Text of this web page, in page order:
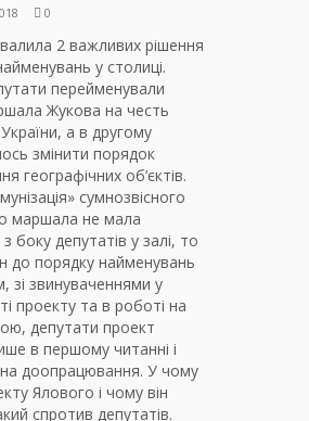
0
2 важливих рішення
у столиці.
перейменували
Жукова на честь
а в другому
змінити порядок
географічних об’єктів.
сумнозвісного
маршала не мала
боку депутатів у залі, то
до порядку найменувань
зі звинуваченнями у
проекту та в роботі на
депутати проект
в першому читанні і
на доопрацювання. У чому
Ялового і чому він
спротив депутатів.